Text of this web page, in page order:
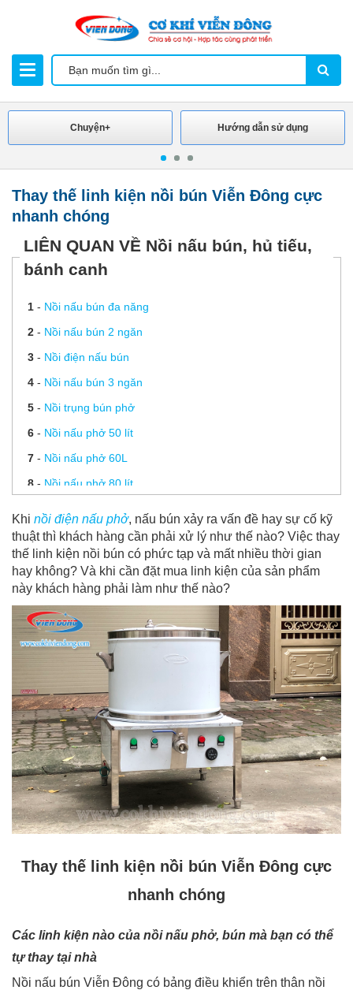
Chuyện+ Hướng dẫn sử dụng
Thay thế linh kiện nồi bún Viễn Đông cực
nhanh chóng
LIÊN QUAN VỀ Nồi nấu bún, hủ tiếu,
bánh canh
1- Nồi nấu bún đa năng
2- Nồi nấu bún 2 ngăn
3- Nồi điện nấu bún
4- Nồi nấu bún 3 ngăn
5- Nồi trụng bún phở
6- Nồi nấu phở 50 lít
7- Nồi nấu phở 60L
8- Nồi nấu phở 80 lít
10-Dịch vụ sửa nồi nấu phở
11-Thay thế linh kiện nồi bún Viễn Đông cực nhanh
chóng
12-Giá nồi nấu hủ tiếu điện Viễn Đông cập nhật mới nhất
2020
Những bí mật chưa được bật mí về bộ nồi nấu bánh
canh
14-Bộ nồi nấu nước phở bằng điện Viễn Đông
15-Nồi phở tủ điện chiết áp Viễn Đông
Khi nồi điện nấu phở, nấu bún xảy ra vấn đề hay sự cố kỹ
thuật thì khách hàng cần phải xử lý như thế nào? Việc thay
thế linh kiện nồi bún có phức tạp và mất nhiều thời gian
hay không? Và khi cần đặt mua linh kiện của sản phẩm
này khách hàng phải làm như thế nào?
Thay thế linh kiện nồi bún Viễn Đông cực
nhanh chóng
Các linh kiện nào của nồi nấu phở, bún mà bạn có thể
tự thay tại nhà
Nồi nấu bún Viễn Đông có bảng điều khiển trên thân nồi